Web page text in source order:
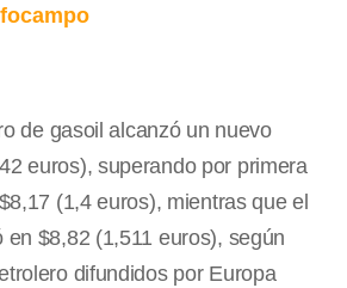
de gasoil alcanzó un nuevo
euros), superando por primera
(1,4 euros), mientras que el
en $8,82 (1,511 euros), según
difundidos por Europa